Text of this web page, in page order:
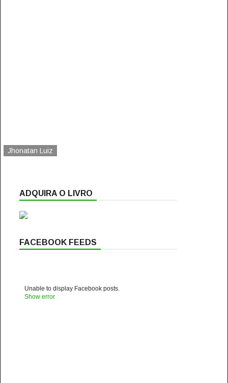
Jhonatan Luiz
ADQUIRA O LIVRO
FACEBOOK FEEDS
Unable to display Facebook posts.
Show error